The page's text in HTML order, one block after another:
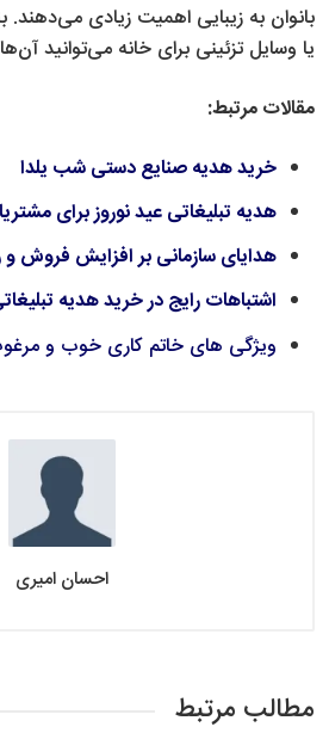
بانوان به زیبایی اهمیت زیادی می‌دهند.
یا وسایل تزئینی برای خانه می‌توانید
مقالات مرتبط:
خرید هدیه صنایع دستی شب یلدا
هدیه تبلیغاتی عید نوروز برای
هدایای سازمانی بر افزایش فروش
اشتباهات رایج در خرید هدیه
ویژگی های خاتم کاری خوب و
احسان امیری
مطالب مرتبط